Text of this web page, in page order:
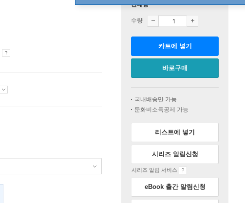
판매중
수량
카트에 넣기
바로구매
국내배송만 가능
문화비소득공제 가능
리스트에 넣기
시리즈 알림신청
시리즈 알림 서비스
eBook 출간 알림신청